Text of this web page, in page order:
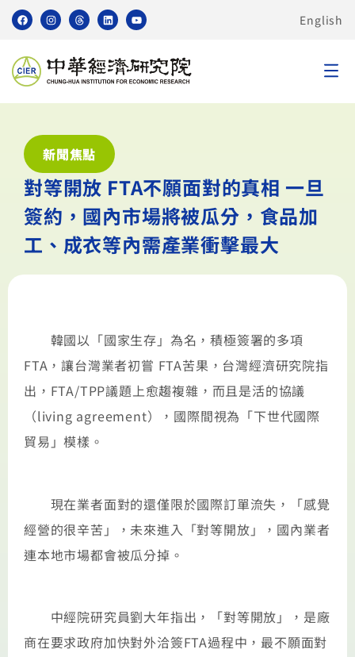
English
新聞焦點
對等開放 FTA不願面對的真相 一旦
簽約，國內市場將被瓜分，食品加
工、成衣等內需產業衝擊最大
韓國以「國家生存」為名，積極簽署的多項
FTA，讓台灣業者初嘗 FTA苦果，台灣經濟研究院指
出，FTA/TPP議題上愈趨複雜，而且是活的協議
（living agreement），國際間視為「下世代國際
貿易」模樣。
現在業者面對的還僅限於國際訂單流失，「感覺
經營的很辛苦」，未來進入「對等開放」，國內業者
連本地市場都會被瓜分掉。
中經院研究員劉大年指出，「對等開放」，是廠
商在要求政府加快對外洽簽FTA過程中，最不願面對